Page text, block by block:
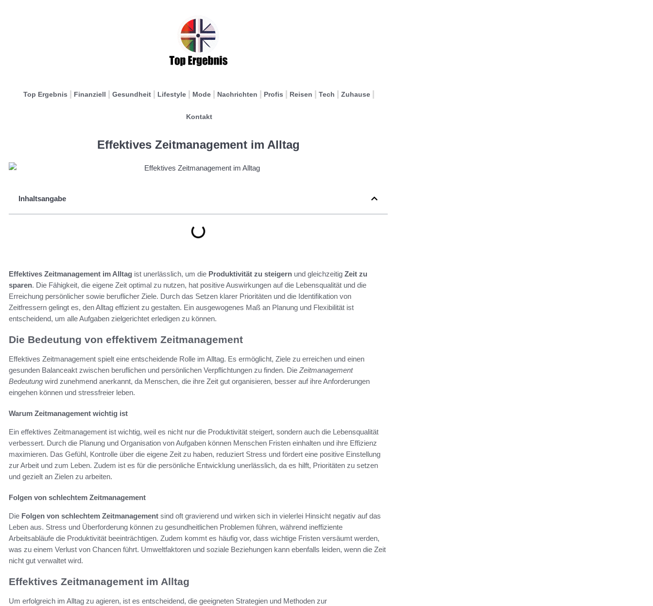
Top Ergebnis Finanziell Gesundheit Lifestyle Mode Nachrichten Profis Reisen Tech Zuhause
Kontakt
Effektives Zeitmanagement im Alltag
Inhaltsangabe
Effektives Zeitmanagement im Alltag ist unerlässlich, um die Produktivität zu steigern und gleichzeitig Zeit zu
sparen. Die Fähigkeit, die eigene Zeit optimal zu nutzen, hat positive Auswirkungen auf die Lebensqualität und die
Erreichung persönlicher sowie beruflicher Ziele. Durch das Setzen klarer Prioritäten und die Identifikation von
Zeitfressern gelingt es, den Alltag effizient zu gestalten. Ein ausgewogenes Maß an Planung und Flexibilität ist
entscheidend, um alle Aufgaben zielgerichtet erledigen zu können.
Die Bedeutung von effektivem Zeitmanagement
Effektives Zeitmanagement spielt eine entscheidende Rolle im Alltag. Es ermöglicht, Ziele zu erreichen und einen
gesunden Balanceakt zwischen beruflichen und persönlichen Verpflichtungen zu finden. Die Zeitmanagement
Bedeutung wird zunehmend anerkannt, da Menschen, die ihre Zeit gut organisieren, besser auf ihre Anforderungen
eingehen können und stressfreier leben.
Warum Zeitmanagement wichtig ist
Ein effektives Zeitmanagement ist wichtig, weil es nicht nur die Produktivität steigert, sondern auch die Lebensqualität
verbessert. Durch die Planung und Organisation von Aufgaben können Menschen Fristen einhalten und ihre Effizienz
maximieren. Das Gefühl, Kontrolle über die eigene Zeit zu haben, reduziert Stress und fördert eine positive Einstellung
zur Arbeit und zum Leben. Zudem ist es für die persönliche Entwicklung unerlässlich, da es hilft, Prioritäten zu setzen
und gezielt an Zielen zu arbeiten.
Folgen von schlechtem Zeitmanagement
Die Folgen von schlechtem Zeitmanagement sind oft gravierend und wirken sich in vielerlei Hinsicht negativ auf das
Leben aus. Stress und Überforderung können zu gesundheitlichen Problemen führen, während ineffiziente
Arbeitsabläufe die Produktivität beeinträchtigen. Zudem kommt es häufig vor, dass wichtige Fristen versäumt werden,
was zu einem Verlust von Chancen führt. Umweltfaktoren und soziale Beziehungen kann ebenfalls leiden, wenn die Zeit
nicht gut verwaltet wird.
Effektives Zeitmanagement im Alltag
Um erfolgreich im Alltag zu agieren, ist es entscheidend, die geeigneten Strategien und Methoden zur